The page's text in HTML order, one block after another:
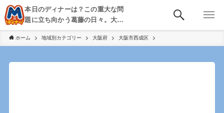
本日のディナーは？この重大な問
題に立ち向かう葛藤の日々。大
阪・京都・神戸を中心とした食べ
歩き、飲み歩きを綴る。
ホーム 地域別カテゴリー 大阪府 大阪市西成区